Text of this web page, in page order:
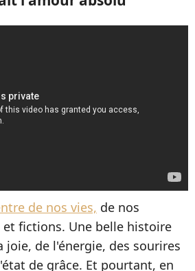
de nos vies, de nos
et fictions. Une belle histoire
joie, de l'énergie, des sourires
de grâce. Et pourtant, en